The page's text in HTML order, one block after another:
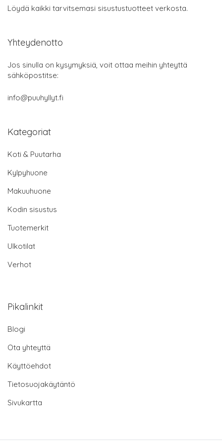
Löydä kaikki tarvitsemasi sisustustuotteet verkosta.
Yhteydenotto
Jos sinulla on kysymyksiä, voit ottaa meihin yhteyttä
sähköpostitse:
info@puuhyllyt.fi
Kategoriat
Koti & Puutarha
Kylpyhuone
Makuuhuone
Kodin sisustus
Tuotemerkit
Ulkotilat
Verhot
Pikalinkit
Blogi
Ota yhteyttä
Käyttöehdot
Tietosuojakäytäntö
Sivukartta